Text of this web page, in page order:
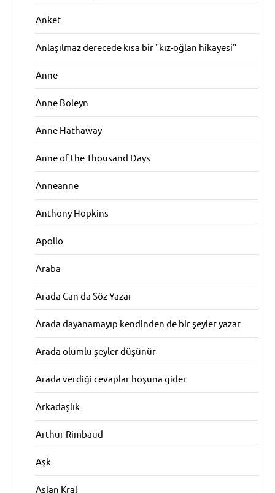
Anket
Anlaşılmaz derecede kısa bir "kız-oğlan hikayesi"
Anne
Anne Boleyn
Anne Hathaway
Anne of the Thousand Days
Anneanne
Anthony Hopkins
Apollo
Araba
Arada Can da Söz Yazar
Arada dayanamayıp kendinden de bir şeyler yazar
Arada olumlu şeyler düşünür
Arada verdiği cevaplar hoşuna gider
Arkadaşlık
Arthur Rimbaud
Aşk
Aslan Kral